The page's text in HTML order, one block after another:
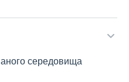
середовища